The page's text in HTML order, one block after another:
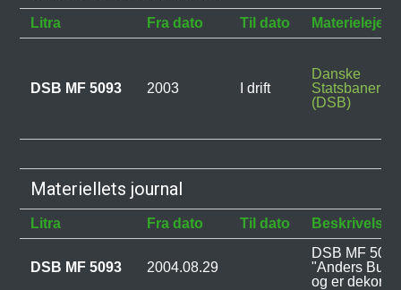
Litra Fra dato Til dato Materielejer
DSB MF 5093 2003 I drift
Danske
Statsbaner
(DSB)
Materiellets journal
Litra Fra dato Til dato Beskrivelse
DSB MF 5093 2004.08.29
DSB MF
"Anders
og er